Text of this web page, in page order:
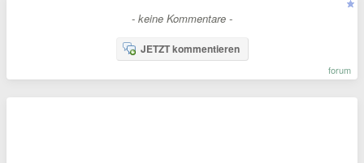
- keine Kommentare -
JETZT kommentieren
forum